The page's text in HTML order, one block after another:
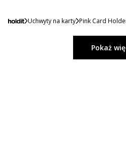
Uchwyty na karty Pink Card
Pokaż